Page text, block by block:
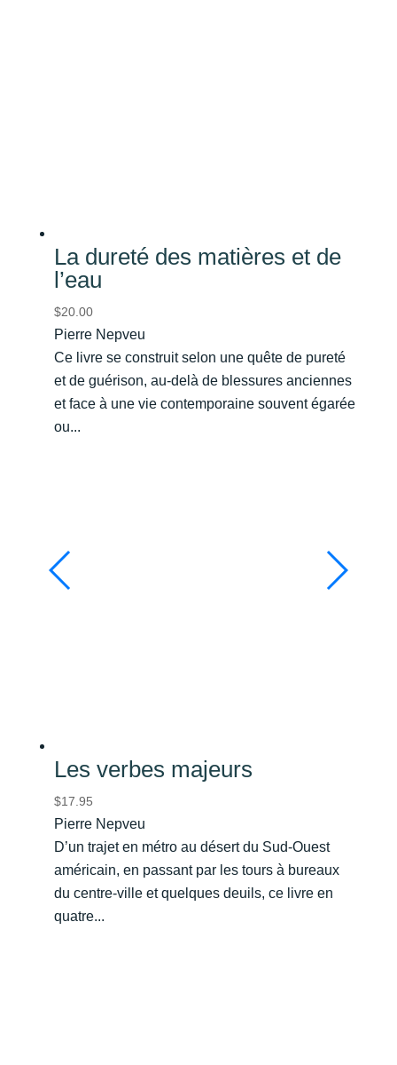
La dureté des matières et de
l’eau
$20.00
Pierre Nepveu
Ce livre se construit selon une quête de pureté
et de guérison, au-delà de blessures anciennes
et face à une vie contemporaine souvent égarée
ou...
Les verbes majeurs
$17.95
Pierre Nepveu
D’un trajet en métro au désert du Sud-Ouest
américain, en passant par les tours à bureaux
du centre-ville et quelques deuils, ce livre en
quatre...